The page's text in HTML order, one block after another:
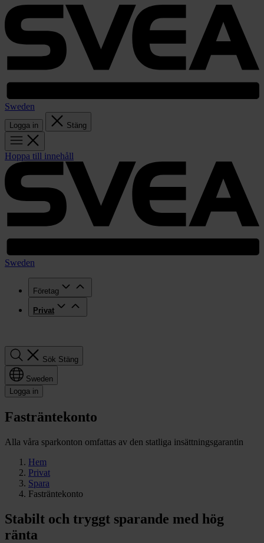
Sweden
Logga in Stäng
Hoppa till innehåll
Sweden
Företag
Privat
Sök Stäng
Sweden
Logga in
Fasträntekonto
Alla våra sparkonton omfattas av den statliga insättningsgarantin
Hem
Privat
Spara
Fasträntekonto
Stabilt och tryggt sparande med hög
ränta